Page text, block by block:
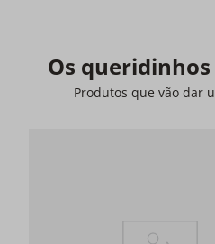
Os
Produtos que vão dar